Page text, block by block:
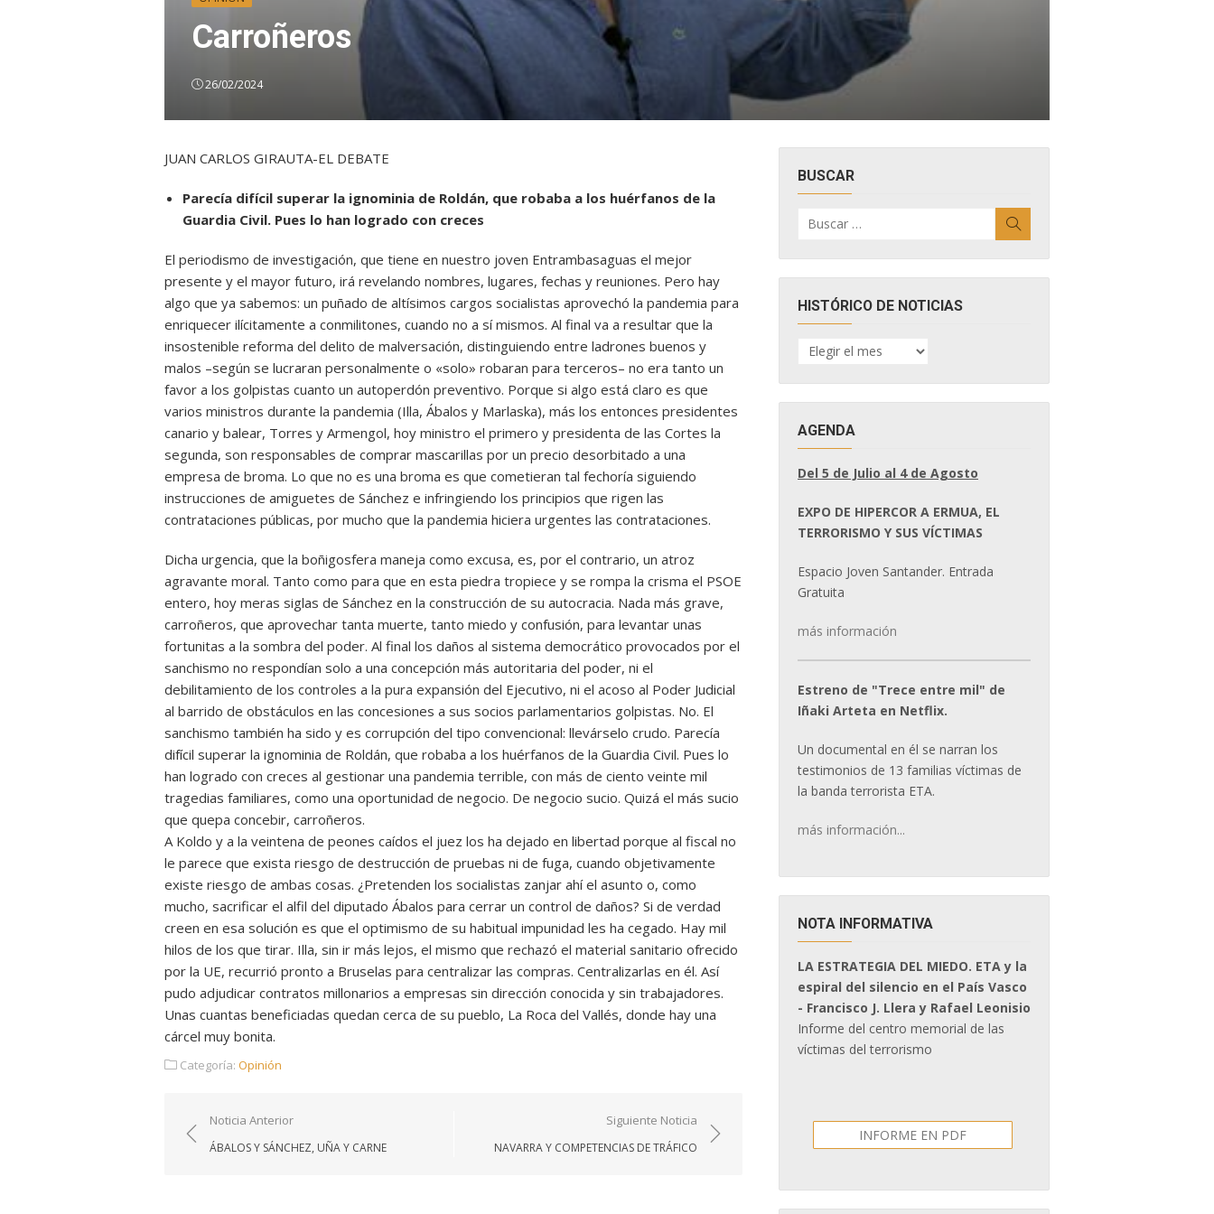
Carroñeros
26/02/2024
JUAN CARLOS GIRAUTA-EL DEBATE
Parecía difícil superar la ignominia de Roldán, que robaba a los huérfanos de la
Guardia Civil. Pues lo han logrado con creces
El periodismo de investigación, que tiene en nuestro joven Entrambasaguas el mejor
presente y el mayor futuro, irá revelando nombres, lugares, fechas y reuniones. Pero hay
algo que ya sabemos: un puñado de altísimos cargos socialistas aprovechó la pandemia para
enriquecer ilícitamente a conmilitones, cuando no a sí mismos. Al final va a resultar que la
insostenible reforma del delito de malversación, distinguiendo entre ladrones buenos y
malos –según se lucraran personalmente o «solo» robaran para terceros– no era tanto un
favor a los golpistas cuanto un autoperdón preventivo. Porque si algo está claro es que
varios ministros durante la pandemia (Illa, Ábalos y Marlaska), más los entonces presidentes
canario y balear, Torres y Armengol, hoy ministro el primero y presidenta de las Cortes la
segunda, son responsables de comprar mascarillas por un precio desorbitado a una
empresa de broma. Lo que no es una broma es que cometieran tal fechoría siguiendo
instrucciones de amiguetes de Sánchez e infringiendo los principios que rigen las
contrataciones públicas, por mucho que la pandemia hiciera urgentes las contrataciones.
Dicha urgencia, que la boñigosfera maneja como excusa, es, por el contrario, un atroz
agravante moral. Tanto como para que en esta piedra tropiece y se rompa la crisma el PSOE
entero, hoy meras siglas de Sánchez en la construcción de su autocracia. Nada más grave,
carroñeros, que aprovechar tanta muerte, tanto miedo y confusión, para levantar unas
fortunitas a la sombra del poder. Al final los daños al sistema democrático provocados por el
sanchismo no respondían solo a una concepción más autoritaria del poder, ni el
debilitamiento de los controles a la pura expansión del Ejecutivo, ni el acoso al Poder Judicial
al barrido de obstáculos en las concesiones a sus socios parlamentarios golpistas. No. El
sanchismo también ha sido y es corrupción del tipo convencional: llevárselo crudo. Parecía
difícil superar la ignominia de Roldán, que robaba a los huérfanos de la Guardia Civil. Pues lo
han logrado con creces al gestionar una pandemia terrible, con más de ciento veinte mil
tragedias familiares, como una oportunidad de negocio. De negocio sucio. Quizá el más sucio
que quepa concebir, carroñeros.
A Koldo y a la veintena de peones caídos el juez los ha dejado en libertad porque al fiscal no
le parece que exista riesgo de destrucción de pruebas ni de fuga, cuando objetivamente
existe riesgo de ambas cosas. ¿Pretenden los socialistas zanjar ahí el asunto o, como
mucho, sacrificar el alfil del diputado Ábalos para cerrar un control de daños? Si de verdad
creen en esa solución es que el optimismo de su habitual impunidad les ha cegado. Hay mil
hilos de los que tirar. Illa, sin ir más lejos, el mismo que rechazó el material sanitario ofrecido
por la UE, recurrió pronto a Bruselas para centralizar las compras. Centralizarlas en él. Así
pudo adjudicar contratos millonarios a empresas sin dirección conocida y sin trabajadores.
Unas cuantas beneficiadas quedan cerca de su pueblo, La Roca del Vallés, donde hay una
cárcel muy bonita.
Categoría: Opinión
Navegación
de
Noticia Anterior
ÁBALOS Y SÁNCHEZ, UÑA Y CARNE
Siguiente Noticia
NAVARRA Y COMPETENCIAS DE TRÁFICO
BUSCAR
por:
HISTÓRICO DE NOTICIAS
HISTÓRICO
DE
AGENDA
Del 5 de Julio al 4 de Agosto
EXPO DE HIPERCOR A ERMUA, EL
TERRORISMO Y SUS VÍCTIMAS
Espacio Joven Santander. Entrada
Gratuita
más información
Estreno de "Trece entre mil" de
Iñaki Arteta en Netflix.
Un documental en él se narran los
testimonios de 13 familias víctimas de
la banda terrorista ETA.
más información...
NOTA INFORMATIVA
LA ESTRATEGIA DEL MIEDO. ETA y la
espiral del silencio en el País Vasco
- Francisco J. Llera y Rafael Leonisio
Informe del centro memorial de las
víctimas del terrorismo
INFORME EN PDF